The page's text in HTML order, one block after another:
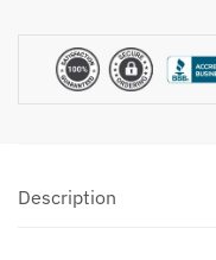
Modello
Description